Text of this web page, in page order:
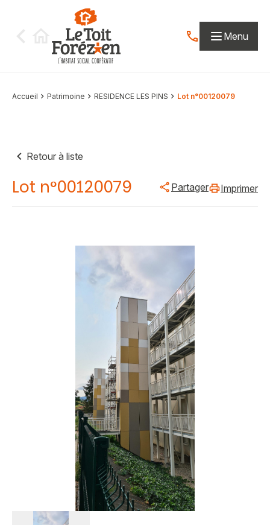
Contactez-nous
Menu
Accueil Patrimoine RESIDENCE LES PINS Lot n°00120079
Retour à liste
Lot n°00120079 Partager Imprimer